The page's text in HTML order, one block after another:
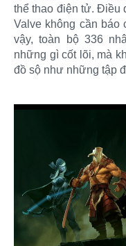
thể thao điện tử. Điều
Valve không cần
vậy, toàn bộ 336
những gì cốt lõi, mà
đồ sộ như những tập